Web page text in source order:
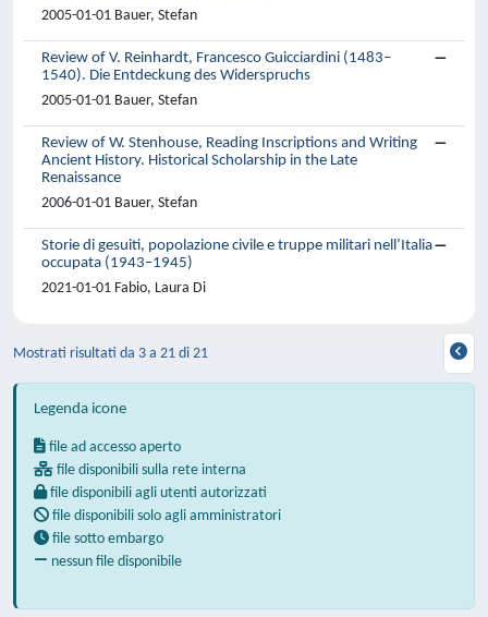
2005-01-01 Bauer, Stefan
Review of V. Reinhardt, Francesco Guicciardini (1483–
1540). Die Entdeckung des Widerspruchs
2005-01-01 Bauer, Stefan
Review of W. Stenhouse, Reading Inscriptions and Writing
Ancient History. Historical Scholarship in the Late
Renaissance
2006-01-01 Bauer, Stefan
Storie di gesuiti, popolazione civile e truppe militari nell’Italia
occupata (1943–1945)
2021-01-01 Fabio, Laura Di
Mostrati risultati da 3 a 21 di 21
Legenda icone
file ad accesso aperto
file disponibili sulla rete interna
file disponibili agli utenti autorizzati
file disponibili solo agli amministratori
file sotto embargo
nessun file disponibile